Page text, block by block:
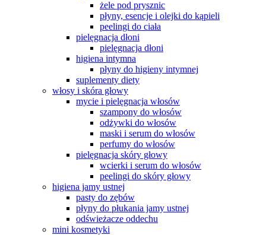
żele pod prysznic
płyny, esencje i olejki do kąpieli
peelingi do ciała
pielęgnacja dłoni
pielęgnacja dłoni
higiena intymna
płyny do higieny intymnej
suplementy diety
włosy i skóra głowy
mycie i pielęgnacja włosów
szampony do włosów
odżywki do włosów
maski i serum do włosów
perfumy do włosów
pielęgnacja skóry głowy
wcierki i serum do włosów
peelingi do skóry głowy
higiena jamy ustnej
pasty do zębów
płyny do płukania jamy ustnej
odświeżacze oddechu
mini kosmetyki